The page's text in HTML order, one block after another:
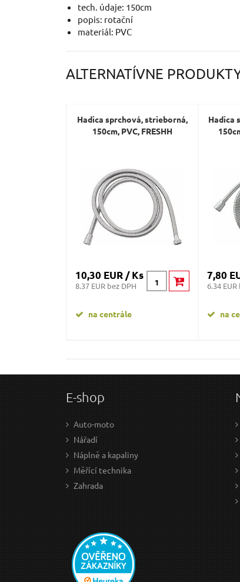
tech. údaje: 150cm
popis: rotační
materiál: PVC
ALTERNATÍVNE
Hadica sprchová, strieborná,
150cm, PVC, FRESHH
10,30 EUR / Ks
8.37 EUR bez DPH
na centrále
Hadica
7,80
6.34 EUR
na
E-shop
Auto-moto
Nářadí
Náplně a kapaliny
Měřící technika
Zahrada